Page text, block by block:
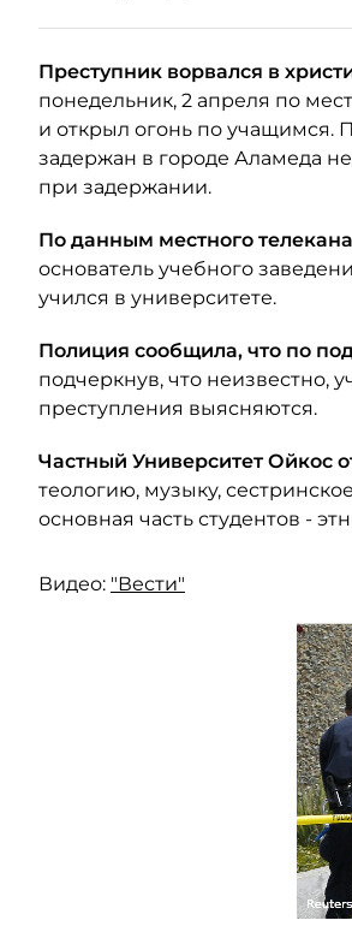
Преступник ворвался в
понедельник, 2 апреля по
и открыл огонь по учащимся.
задержан в городе Аламеда
при задержании.
По данным местного
основатель учебного
учился в университете.
Полиция сообщила, что по
подчеркнув, что неизвестно,
преступления выясняются.
Частный Университет Ойкос
теологию, музыку,
основная часть студентов -
Видео: "Вести"